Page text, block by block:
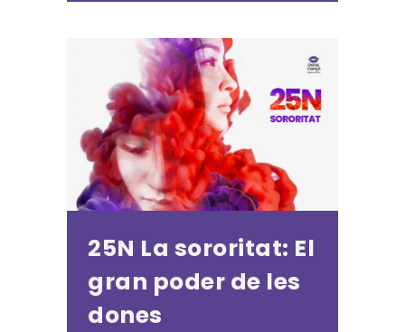
25N La sororitat: El
gran poder de les
dones